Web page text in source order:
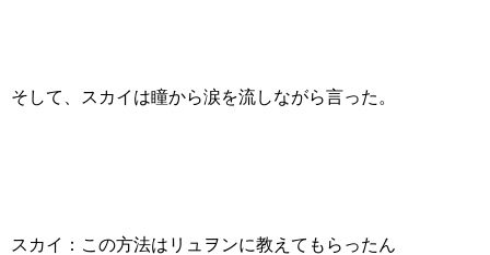
そして、スカイは瞳から涙を流しながら言った。
スカイ：この方法はリュヲンに教えてもらったん